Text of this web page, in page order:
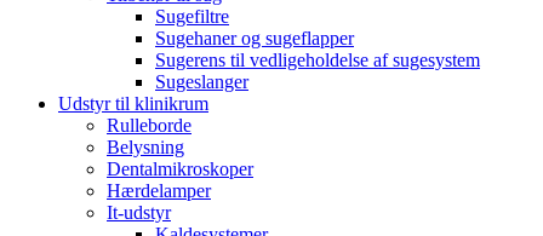
Sugefiltre
Sugehaner og sugeflapper
Sugerens til vedligeholdelse af sugesystem
Sugeslanger
Udstyr til klinikrum
Rulleborde
Belysning
Dentalmikroskoper
Hærdelamper
It-udstyr